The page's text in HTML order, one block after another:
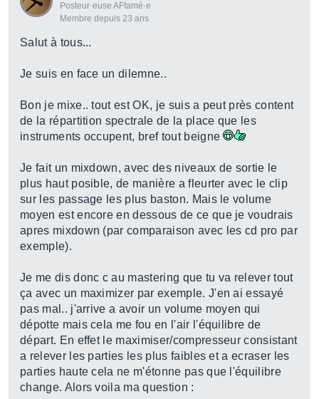
Posteur·euse AFfamé·e
Membre depuis 23 ans
Salut à tous...
Je suis en face un dilemne..
Bon je mixe.. tout est OK, je suis a peut près content
de la répartition spectrale de la place que les
instruments occupent, bref tout beigne
Je fait un mixdown, avec des niveaux de sortie le
plus haut posible, de manière a fleurter avec le clip
sur les passage les plus baston. Mais le volume
moyen est encore en dessous de ce que je voudrais
apres mixdown (par comparaison avec les cd pro par
exemple).
Je me dis donc c au mastering que tu va relever tout
ça avec un maximizer par exemple. J'en ai essayé
pas mal.. j'arrive a avoir un volume moyen qui
dépotte mais cela me fou en l'air l'équilibre de
départ. En effet le maximiser/compresseur consistant
a relever les parties les plus faibles et a ecraser les
parties haute cela ne m'étonne pas que l'équilibre
change. Alors voila ma question :